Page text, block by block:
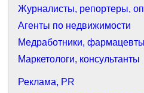
Журналисты, репортеры,
Агенты по недвижимости
Медработники, фармацевты
Маркетологи, консультанты
Реклама, PR